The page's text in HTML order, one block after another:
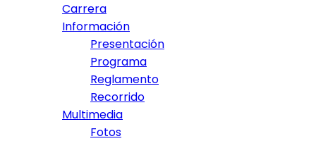
Carrera
Información
Presentación
Programa
Reglamento
Recorrido
Multimedia
Fotos